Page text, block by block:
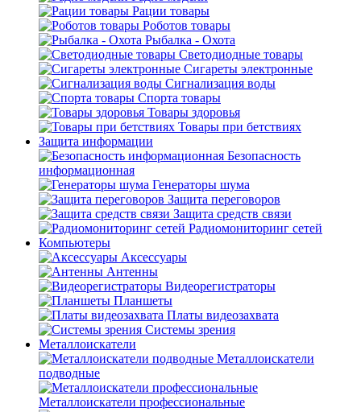
Рации товары
Роботов товары
Рыбалка - Охота
Светодиодные товары
Сигареты электронные
Сигнализация воды
Спорта товары
Товары здоровья
Товары при бетствиях
Защита информации
Безопасность
информационная
Генераторы шума
Защита переговоров
Защита средств связи
Радиомониторинг сетей
Компьютеры
Аксессуары
Антенны
Видеорегистраторы
Планшеты
Платы видеозахвата
Системы зрения
Металлоискатели
Металлоискатели
подводные
Металлоискатели профессиональные